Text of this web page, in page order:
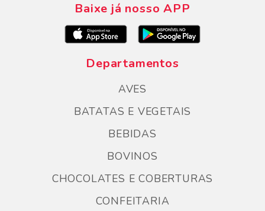
Baixe já nosso APP
Departamentos
AVES
BATATAS E VEGETAIS
BEBIDAS
BOVINOS
CHOCOLATES E COBERTURAS
CONFEITARIA